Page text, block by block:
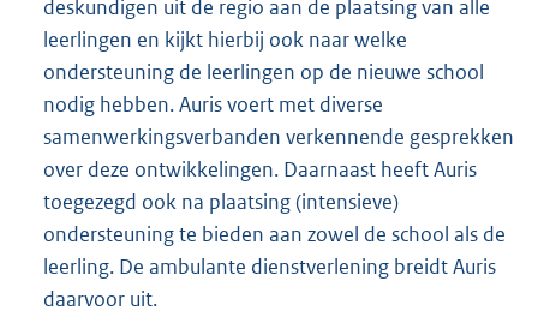
deskundigen uit de regio aan de plaatsing van alle
leerlingen en kijkt hierbij ook naar welke
ondersteuning de leerlingen op de nieuwe school
nodig hebben. Auris voert met diverse
samenwerkingsverbanden verkennende gesprekken
over deze ontwikkelingen. Daarnaast heeft Auris
toegezegd ook na plaatsing (intensieve)
ondersteuning te bieden aan zowel de school als de
leerling. De ambulante dienstverlening breidt Auris
daarvoor uit.